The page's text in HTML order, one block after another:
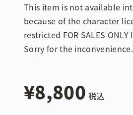
This item is not available
because of the character
restricted FOR SALES ONLY
Sorry for the inconvenience.
¥8,800 税込